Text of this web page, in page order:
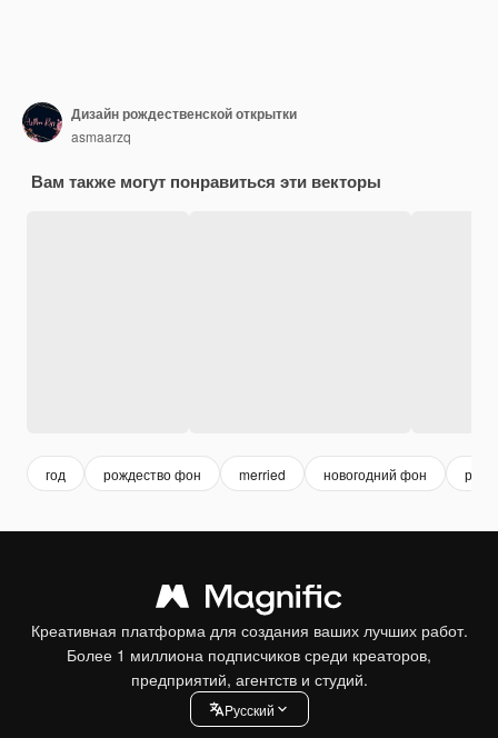
Дизайн рождественской открытки
asmaarzq
Вам также могут понравиться эти векторы
год рождество фон merried новогодний фон
Креативная платформа для создания ваших лучших работ.
Более 1 миллиона подписчиков среди креаторов,
предприятий, агентств и студий.
Pусский